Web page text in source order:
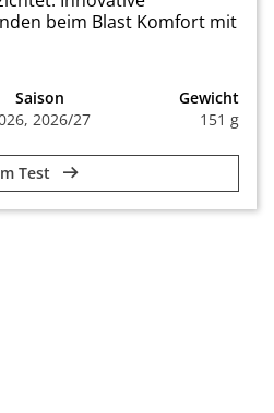
beim Blast Komfort mit
Saison
2026/27
Gewicht
151 g
Test